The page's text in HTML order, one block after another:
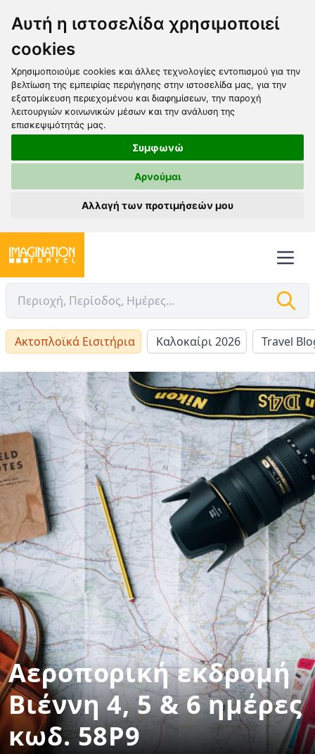
Αυτή η ιστοσελίδα χρησιμοποιεί
cookies
Χρησιμοποιούμε cookies και άλλες τεχνολογίες εντοπισμού για την
βελτίωση της εμπειρίας περιήγησης στην ιστοσελίδα μας, για την
εξατομίκευση περιεχομένου και διαφημίσεων, την παροχή
λειτουργιών κοινωνικών μέσων και την ανάλυση της
επισκεψιμότητάς μας.
Συμφωνώ
Αρνούμαι
Αλλαγή των προτιμήσεών μου
Ακτοπλοϊκά Εισιτήρια Καλοκαίρι 2026 Travel
Αεροπορική εκδρομή
Βιέννη 4, 5 & 6 ημέρες
κωδ. 58P9